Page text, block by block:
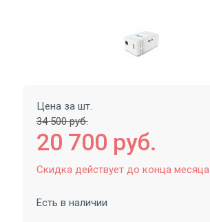
Цена за шт.
34 500 руб.
20 700 руб.
Скидка действует до конца месяца
Есть в наличии